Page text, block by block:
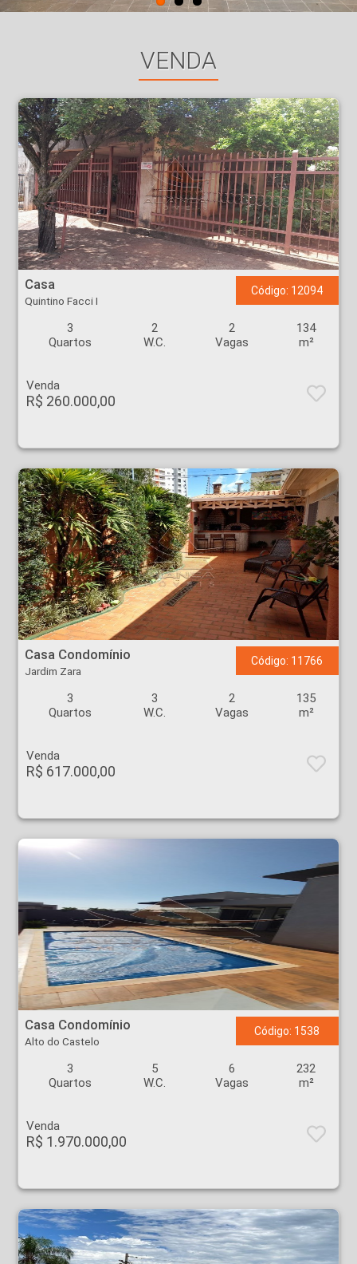
VENDA
Casa - Quintino Facci I - Ribeirão Preto
Casa
Quintino Facci I
Código: 12094
3
Quartos
2
W.C.
2
Vagas
134
m²
Venda
R$ 260.000,00
Casa Condomínio - Jardim Zara - Ribeirão Preto
Casa Condomínio
Jardim Zara
Código: 11766
3
Quartos
3
W.C.
2
Vagas
135
m²
Venda
R$ 617.000,00
Casa Condomínio - Alto do Castelo - Ribeirão Preto
Casa Condomínio
Alto do Castelo
Código: 1538
3
Quartos
5
W.C.
6
Vagas
232
m²
Venda
R$ 1.970.000,00